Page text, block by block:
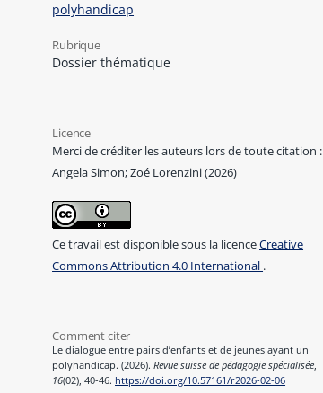
polyhandicap
Rubrique
Dossier thématique
Licence
Merci de créditer les auteurs lors de toute citation :
Angela Simon; Zoé Lorenzini (2026)
Ce travail est disponible sous la licenceCreative
Commons Attribution 4.0 International .
Comment citer
Le dialogue entre pairs d’enfants et de jeunes ayant un
polyhandicap. (2026).Revue suisse de pédagogie spécialisée,
16(02), 40-46. https://doi.org/10.57161/r2026-02-06